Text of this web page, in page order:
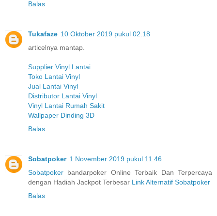
Balas
Tukafaze 10 Oktober 2019 pukul 02.18
articelnya mantap.
Supplier Vinyl Lantai
Toko Lantai Vinyl
Jual Lantai Vinyl
Distributor Lantai Vinyl
Vinyl Lantai Rumah Sakit
Wallpaper Dinding 3D
Balas
Sobatpoker 1 November 2019 pukul 11.46
Sobatpoker bandarpoker Online Terbaik Dan Terpercaya
dengan Hadiah Jackpot Terbesar Link Alternatif Sobatpoker
Balas